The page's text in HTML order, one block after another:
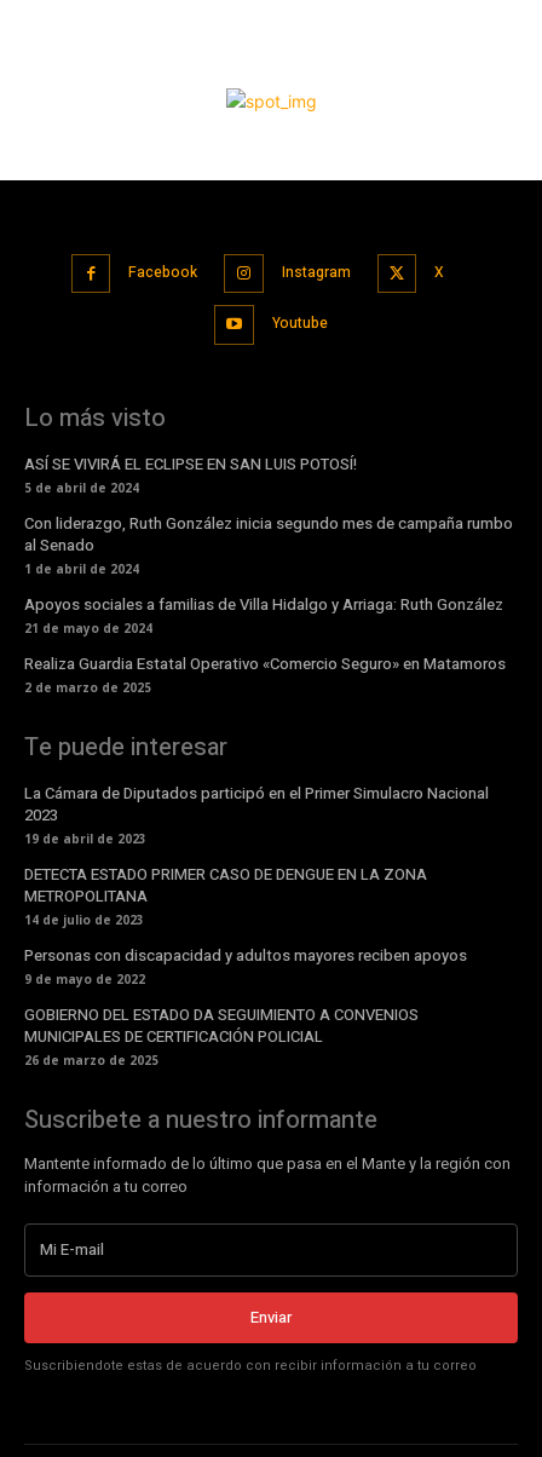
Facebook Instagram X
Youtube
Lo más visto
ASÍ SE VIVIRÁ EL ECLIPSE EN SAN LUIS POTOSÍ!
5 de abril de 2024
Con liderazgo, Ruth González inicia segundo mes de campaña rumbo
al Senado
1 de abril de 2024
Apoyos sociales a familias de Villa Hidalgo y Arriaga: Ruth González
21 de mayo de 2024
Realiza Guardia Estatal Operativo «Comercio Seguro» en Matamoros
2 de marzo de 2025
Te puede interesar
La Cámara de Diputados participó en el Primer Simulacro Nacional
2023
19 de abril de 2023
DETECTA ESTADO PRIMER CASO DE DENGUE EN LA ZONA
METROPOLITANA
14 de julio de 2023
Personas con discapacidad y adultos mayores reciben apoyos
9 de mayo de 2022
GOBIERNO DEL ESTADO DA SEGUIMIENTO A CONVENIOS
MUNICIPALES DE CERTIFICACIÓN POLICIAL
26 de marzo de 2025
Suscribete a nuestro informante
Mantente informado de lo último que pasa en el Mante y la región con
información a tu correo
Enviar
Suscribiendote estas de acuerdo con recibir información a tu correo